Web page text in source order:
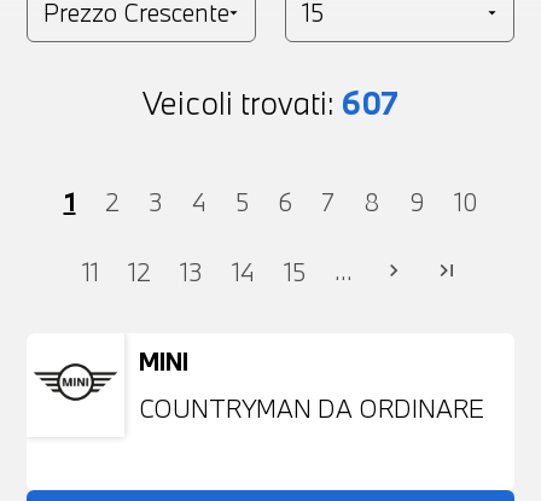
Veicoli trovati: 607
1 2 3 4 5 6 7 8 9 10
11 12 13 14 15 ... chevron_right last_page
MINI
COUNTRYMAN DA ORDINARE